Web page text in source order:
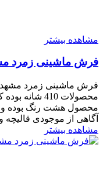
مشاهده بیشتر
فرش ماشینی زمرد مشهد
آگاهی از موجودی
مشاهده بیشتر